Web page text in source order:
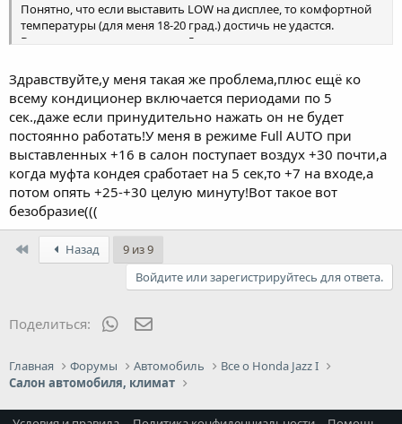
Понятно, что если выставить LOW на дисплее, то комфортной
температуры (для меня 18-20 град.) достичь не удастся.
Ведь за окном меньше нуля. Думаю что делать дальше...
Здравствуйте,у меня такая же проблема,плюс ещё ко
всему кондиционер включается периодами по 5
сек.,даже если принудительно нажать он не будет
постоянно работать!У меня в режиме Full AUTO при
выставленных +16 в салон поступает воздух +30 почти,а
когда муфта кондея сработает на 5 сек,то +7 на входе,а
потом опять +25-+30 целую минуту!Вот такое вот
безобразие(((
Назад
9 из 9
Войдите или зарегистрируйтесь для ответа.
Поделиться: WhatsApp
Главная Форумы Автомобиль
Все о Honda Jazz I
Салон автомобиля, климат